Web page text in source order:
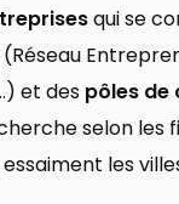
qui se
(Réseau
et des pôles
selon les
essaiment les